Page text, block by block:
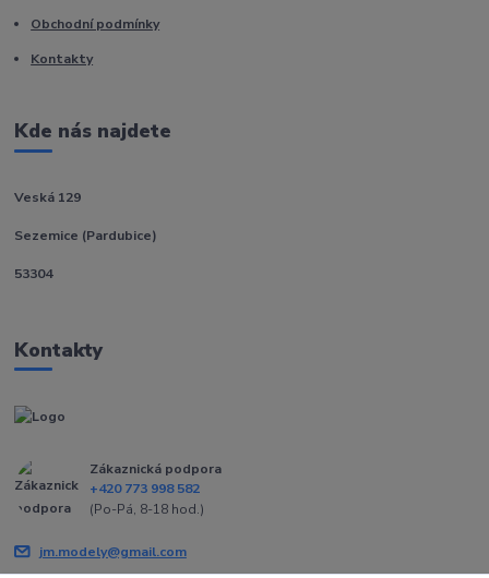
Obchodní podmínky
Kontakty
Kde nás najdete
Veská 129
Sezemice (Pardubice)
53304
Kontakty
Zákaznická podpora
+420 773 998 582
(Po-Pá, 8-18 hod.)
jm.modely@gmail.com